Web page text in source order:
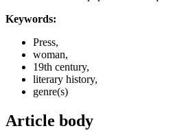
Keywords:
Press,
woman,
19th century,
literary history,
genre(s)
Article body